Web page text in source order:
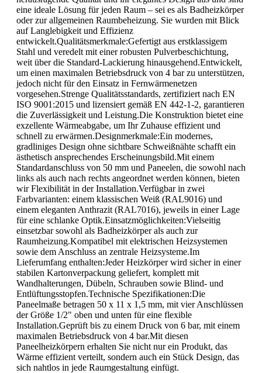
eine ideale Lösung für jeden Raum – sei es als Badheizkörper
oder zur allgemeinen Raumbeheizung. Sie wurden mit Blick
auf Langlebigkeit und Effizienz
entwickelt.Qualitätsmerkmale:Gefertigt aus erstklassigem
Stahl und veredelt mit einer robusten Pulverbeschichtung,
weit über die Standard-Lackierung hinausgehend.Entwickelt,
um einen maximalen Betriebsdruck von 4 bar zu unterstützen,
jedoch nicht für den Einsatz in Fernwärmenetzen
vorgesehen.Strenge Qualitätsstandards, zertifiziert nach EN
ISO 9001:2015 und lizensiert gemäß EN 442-1-2, garantieren
die Zuverlässigkeit und Leistung.Die Konstruktion bietet eine
exzellente Wärmeabgabe, um Ihr Zuhause effizient und
schnell zu erwärmen.Designmerkmale:Ein modernes,
gradliniges Design ohne sichtbare Schweißnähte schafft ein
ästhetisch ansprechendes Erscheinungsbild.Mit einem
Standardanschluss von 50 mm und Paneelen, die sowohl nach
links als auch nach rechts angeordnet werden können, bieten
wir Flexibilität in der Installation.Verfügbar in zwei
Farbvarianten: einem klassischen Weiß (RAL9016) und
einem eleganten Anthrazit (RAL7016), jeweils in einer Lage
für eine schlanke Optik.Einsatzmöglichkeiten:Vielseitig
einsetzbar sowohl als Badheizkörper als auch zur
Raumheizung.Kompatibel mit elektrischen Heizsystemen
sowie dem Anschluss an zentrale Heizsysteme.Im
Lieferumfang enthalten:Jeder Heizkörper wird sicher in einer
stabilen Kartonverpackung geliefert, komplett mit
Wandhalterungen, Dübeln, Schrauben sowie Blind- und
Entlüftungsstopfen.Technische Spezifikationen:Die
Paneelmaße betragen 50 x 11 x 1,5 mm, mit vier Anschlüssen
der Größe 1/2" oben und unten für eine flexible
Installation.Geprüft bis zu einem Druck von 6 bar, mit einem
maximalen Betriebsdruck von 4 bar.Mit diesen
Paneelheizkörpern erhalten Sie nicht nur ein Produkt, das
Wärme effizient verteilt, sondern auch ein Stück Design, das
sich nahtlos in jede Raumgestaltung einfügt.